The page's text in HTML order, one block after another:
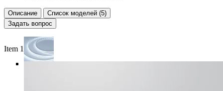
Описание
Список моделей (5)
Задать вопрос
Item 1 of 6